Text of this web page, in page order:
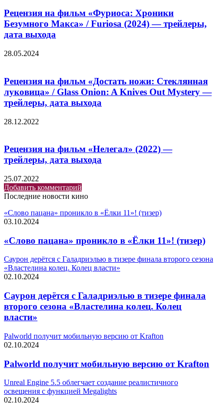
Рецензия на фильм «Фуриоса: Хроники
Безумного Макса» / Furiosa (2024) — трейлеры,
дата выхода
28.05.2024
Рецензия на фильм «Достать ножи: Стеклянная
луковица» / Glass Onion: A Knives Out Mystery —
трейлеры, дата выхода
28.12.2022
Рецензия на фильм «Нелегал» (2022) —
трейлеры, дата выхода
25.07.2022
Добавить комментарий
Последние новости кино
«Слово пацана» проникло в «Ёлки 11»! (тизер)
03.10.2024
«Слово пацана» проникло в «Ёлки 11»! (тизер)
Саурон дерётся с Галадриэлью в тизере финала второго сезона
«Властелина колец. Колец власти»
02.10.2024
Саурон дерётся с Галадриэлью в тизере финала
второго сезона «Властелина колец. Колец
власти»
Palworld получит мобильную версию от Krafton
02.10.2024
Palworld получит мобильную версию от Krafton
Unreal Engine 5.5 облегчает создание реалистичного
освещения с функцией Megalights
02.10.2024